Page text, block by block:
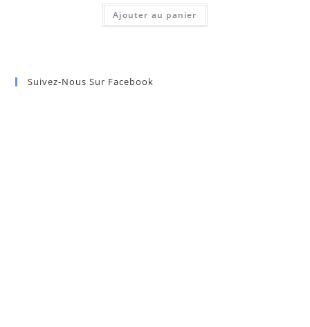
Ajouter au panier
Suivez-Nous Sur Facebook